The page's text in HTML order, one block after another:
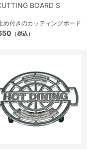
BOARD S
め付きのカッティングボード
（税込）